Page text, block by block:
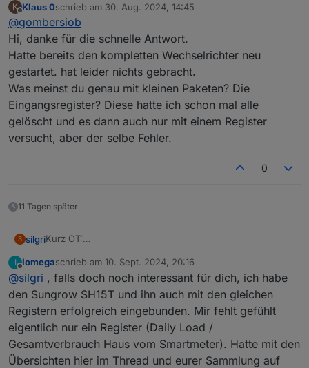
von verschiedenen Clients auf denselben Slave.
meine Vorgehensweise:
Neustart der Schnittstelle. Dazu reicht es
nach einer Weile wieder dranzustecken.
Oder via Kommando über die iSolarCloud
oder das lokale Admin-Interface
Für die Suche nach dem Definitonsfehler
würde ich kleine Pakete von 3-5
Definitionen machen und für diese dann
immer schauen, ob man für alle eine
Antwort bekommt.
K
Offline
Klaus 0schrieb am 30. Aug. 2024, 14:45
zuletzt editiert von
@gombersiob
Hi, danke für die schnelle Antwort.
Hatte bereits den kompletten Wechselrichter neu
gestartet. hat leider nichts gebracht.
Was meinst du genau mit kleinen Paketen? Die
Eingangsregister? Diese hatte ich schon mal alle
gelöscht und es dann auch nur mit einem Register
versucht, aber der selbe Fehler.
0
11 Tagen später
S silgriKurz OT:
SH20T oder SH25T mit der Logik von hier am Laufen. Die
Modbusanbindung sollte wohl gleich sein?
Mir reicht nämlich der SH10RT nicht.
Edit:
Hat sich erledigt. IM PV-Forum
https://www.photovoltaikforum.com/thread/206458-
sungrow-sammelthread-shxxt-15-25kva-mit-sbh100-400-
batteriegibt es einen Thread. Der WR scheint noch nicht
ausgereift zu sein, dann installiere ich mal den SH10RT
und lade die Batterie zusätzlich AC-seitig, wenn
Netzstrom vorhanden ist (44 kWp) auf dem Dach)
I
Offline
Iomegaschrieb am 10. Sept. 2024, 20:16
zuletzt editiert von
@silgri , falls doch noch interessant für dich, ich habe
den Sungrow SH15T und ihn auch mit den gleichen
Registern erfolgreich eingebunden. Mir fehlt gefühlt
eigentlich nur ein Register (Daily Load /
Gesamtverbrauch Haus vom Smartmeter). Hatte mit den
Übersichten hier im Thread und eurer Sammlung auf